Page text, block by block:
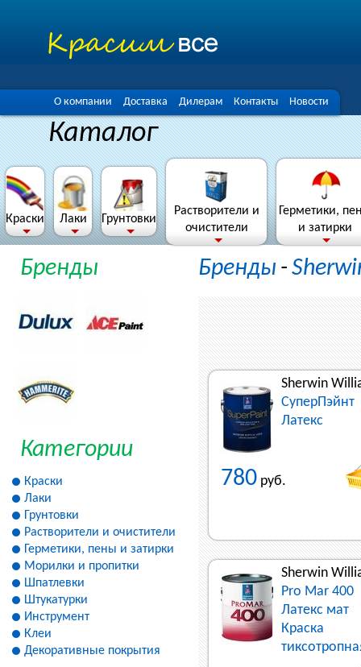
О компании Доставка Дилерам Контакты Новости
Каталог
Краски Лаки Грунтовки
Растворители и
очистители
Герметики,
и затирки
Бренды
Категории
Краски
Лаки
Грунтовки
Растворители и очистители
Герметики, пены и затирки
Морилки и пропитки
Шпатлевки
Штукатурки
Инструмент
Клеи
Декоративные покрытия
Бренды -
Sherwin
СуперПэйнт
Латекс
780 руб.
Sherwin
Pro Mar 400
Латекс мат
Краска